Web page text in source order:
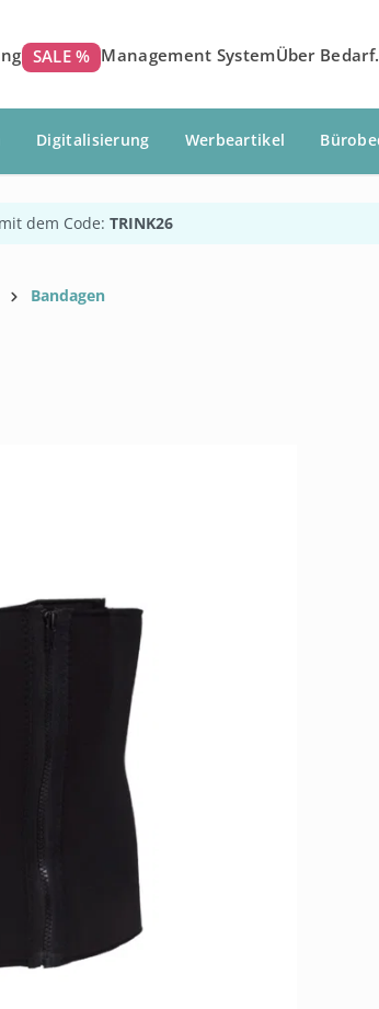
SALE % Management SystemÜber
Digitalisierung Werbeartikel
mit dem Code: TRINK26
Bandagen